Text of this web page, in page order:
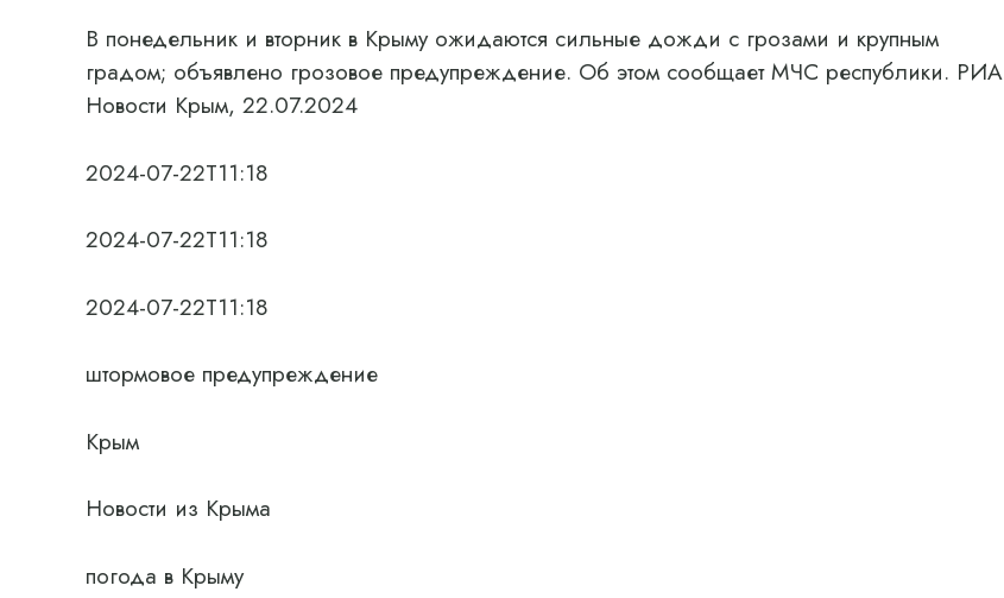
В понедельник и вторник в Крыму ожидаются сильные дожди с грозами и крупным
градом; объявлено грозовое предупреждение. Об этом сообщает МЧС республики. РИА
Новости Крым, 22.07.2024
2024-07-22T11:18
2024-07-22T11:18
2024-07-22T11:18
штормовое предупреждение
Крым
Новости из Крыма
погода в Крыму